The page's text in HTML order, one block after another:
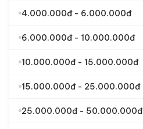
4.000.000đ - 6.000.000đ
6.000.000đ - 10.000.000đ
10.000.000đ - 15.000.000đ
15.000.000đ - 25.000.000đ
25.000.000đ - 50.000.000đ